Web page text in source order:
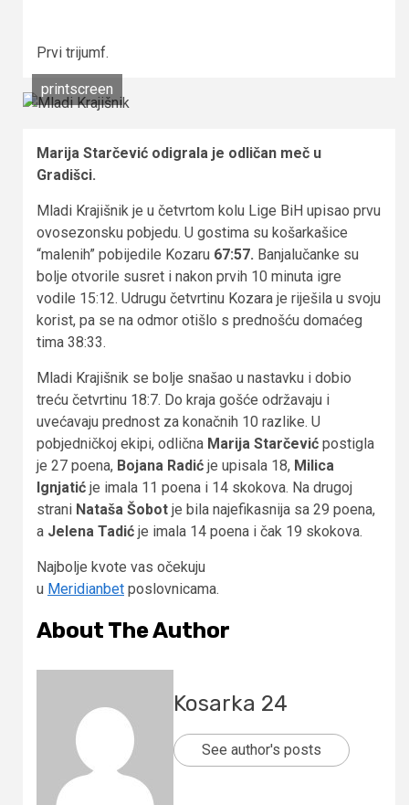
Prvi trijumf.
printscreen
Marija Starčević odigrala je odličan meč u
Gradišci.
Mladi Krajišnik je u četvrtom kolu Lige BiH upisao prvu
ovosezonsku pobjedu. U gostima su košarkašice
“malenih” pobijedile Kozaru 67:57. Banjalučanke su
bolje otvorile susret i nakon prvih 10 minuta igre
vodile 15:12. Udrugu četvrtinu Kozara je riješila u svoju
korist, pa se na odmor otišlo s prednošću domaćeg
tima 38:33.
Mladi Krajišnik se bolje snašao u nastavku i dobio
treću četvrtinu 18:7. Do kraja gošće održavaju i
uvećavaju prednost za konačnih 10 razlike. U
pobjedničkoj ekipi, odlična Marija Starčević postigla
je 27 poena, Bojana Radić je upisala 18, Milica
Ignjatić je imala 11 poena i 14 skokova. Na drugoj
strani Nataša Šobot je bila najefikasnija sa 29 poena,
a Jelena Tadić je imala 14 poena i čak 19 skokova.
Najbolje kvote vas očekuju
u Meridianbet poslovnicama.
About The Author
Kosarka 24
See author's posts